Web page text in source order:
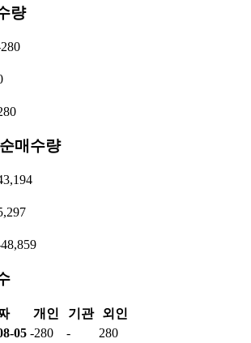
량
매수량
개인 기관
외인
05 -280 -
280